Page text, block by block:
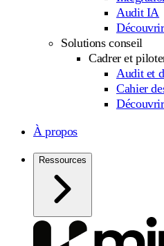
Audit IA
Solutions conseil
Cadrer et
Audit et
Cahier
À propos
Ressources